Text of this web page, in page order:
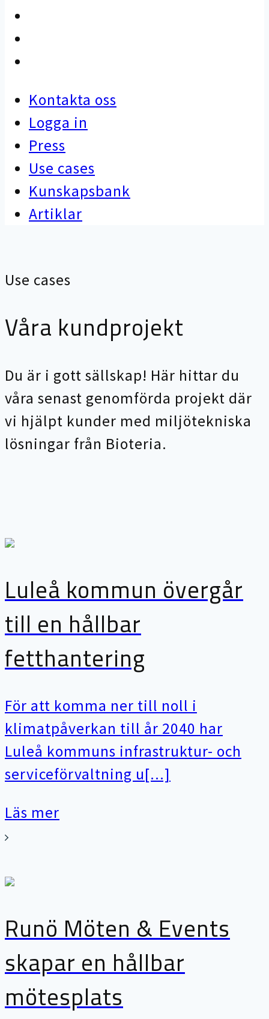
Kontakta oss
Logga in
Press
Use cases
Kunskapsbank
Artiklar
Use cases
Våra kundprojekt
Du är i gott sällskap! Här hittar du
våra senast genomförda projekt där
vi hjälpt kunder med miljötekniska
lösningar från Bioteria.
Luleå kommun övergår
till en hållbar
fetthantering
För att komma ner till noll i
klimatpåverkan till år 2040 har
Luleå kommuns infrastruktur- och
serviceförvaltning u[...]
Läs mer
Runö Möten & Events
skapar en hållbar
mötesplats